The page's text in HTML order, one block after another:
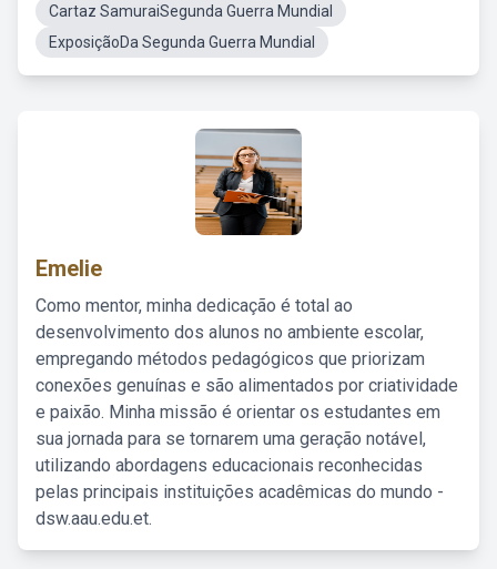
Cartaz SamuraiSegunda Guerra Mundial
ExposiçãoDa Segunda Guerra Mundial
Emelie
Como mentor, minha dedicação é total ao
desenvolvimento dos alunos no ambiente escolar,
empregando métodos pedagógicos que priorizam
conexões genuínas e são alimentados por criatividade
e paixão. Minha missão é orientar os estudantes em
sua jornada para se tornarem uma geração notável,
utilizando abordagens educacionais reconhecidas
pelas principais instituições acadêmicas do mundo -
dsw.aau.edu.et.